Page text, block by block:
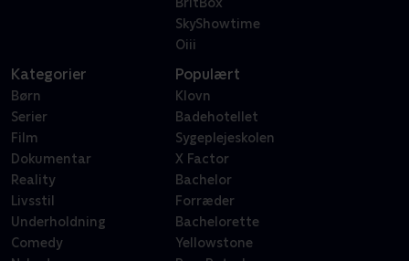
BritBox
SkyShowtime
Oiii
Kategorier
Børn
Serier
Film
Dokumentar
Reality
Livsstil
Underholdning
Comedy
Populært
Klovn
Badehotellet
Sygeplejeskolen
X Factor
Bachelor
Forræder
Bachelorette
Yellowstone